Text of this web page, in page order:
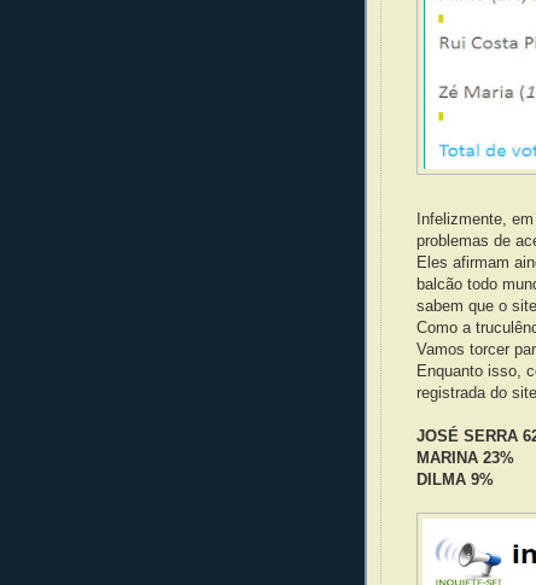
Infelizmente,
problemas de
Eles afirmam
balcão todo
sabem que o
Como a
Vamos torcer
Enquanto isso,
registrada do
JOSÉ SERRA
MARINA 23%
DILMA 9%